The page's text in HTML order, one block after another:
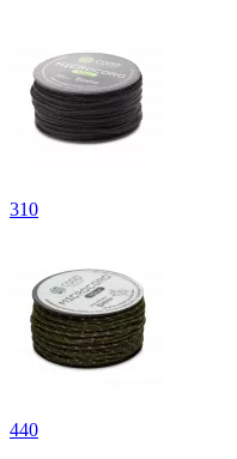
310
440